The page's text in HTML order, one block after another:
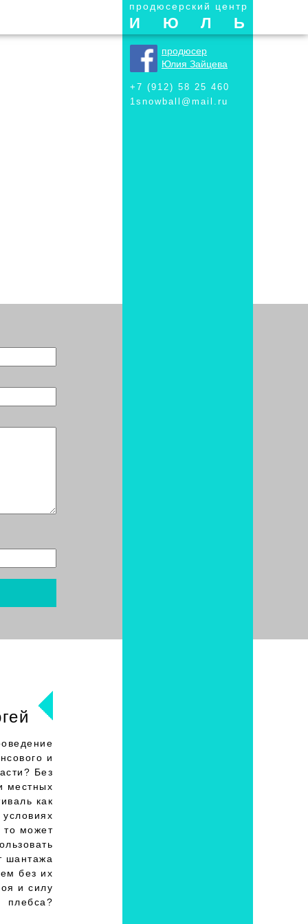
продюсерский центр
ИЮЛЬ
продюсер
Юлия Зайцева
+7 (912) 58 25 460
1snowball@mail.ru
и
Без
местных
как
то может
шантажа
без их
и силу
плебса?